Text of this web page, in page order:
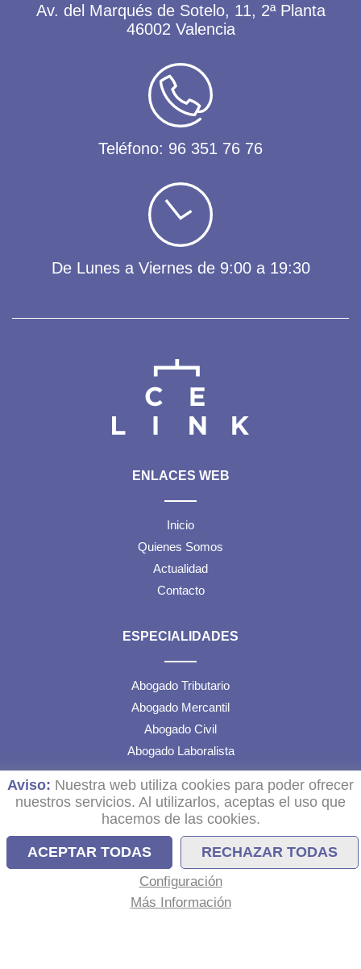
Aviso: Nuestra web utiliza cookies para poder ofrecer
nuestros servicios. Al utilizarlos, aceptas el uso que
hacemos de las cookies.
ACEPTAR TODAS RECHAZAR TODAS
Configuración
Más Información
Av. del Marqués de Sotelo, 11, 2ª Planta
46002 Valencia
Teléfono: 96 351 76 76
De Lunes a Viernes de 9:00 a 19:30
ENLACES WEB
Inicio
Quienes Somos
Actualidad
Contacto
ESPECIALIDADES
Abogado Tributario
Abogado Mercantil
Abogado Civil
Abogado Laboralista
TEXTOS LEGALES
Aviso Legal
Política de Cookies
Configuración de Cookies
Política de Privacidad de Datos RRSS